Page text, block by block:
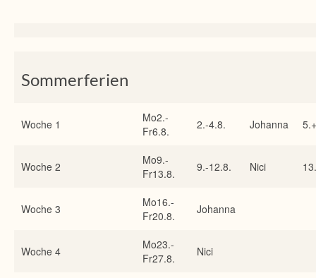
Sommerferien
Woche 1
Mo2.-
Fr6.8.
2.-4.8. Johanna
Woche 2
Mo9.-
Fr13.8.
9.-12.8. Nici
Woche 3
Mo16.-
Fr20.8.
Johanna
Woche 4
Mo23.-
Fr27.8.
Nici